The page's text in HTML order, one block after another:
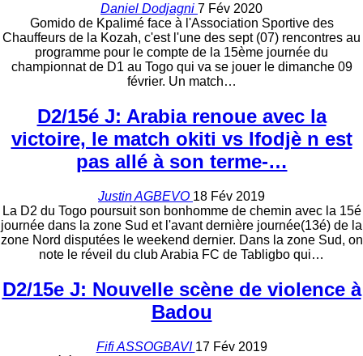
Daniel Dodjagni 7 Fév 2020
Gomido de Kpalimé face à l'Association Sportive des
Chauffeurs de la Kozah, c'est l'une des sept (07) rencontres au
programme pour le compte de la 15ème journée du
championnat de D1 au Togo qui va se jouer le dimanche 09
février. Un match…
D2/15é J: Arabia renoue avec la
victoire, le match okiti vs Ifodjè n est
pas allé à son terme-…
Justin AGBEVO 18 Fév 2019
La D2 du Togo poursuit son bonhomme de chemin avec la 15é
journée dans la zone Sud et l'avant dernière journée(13é) de la
zone Nord disputées le weekend dernier. Dans la zone Sud, on
note le réveil du club Arabia FC de Tabligbo qui…
D2/15e J: Nouvelle scène de violence à
Badou
Fifi ASSOGBAVI 17 Fév 2019